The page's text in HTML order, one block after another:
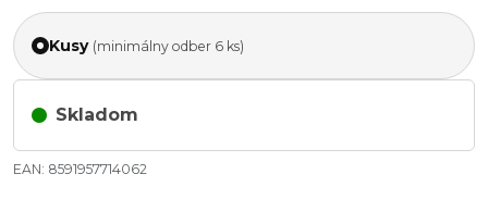
Kusy (minimálny odber 6 ks)
Skladom
EAN: 8591957714062